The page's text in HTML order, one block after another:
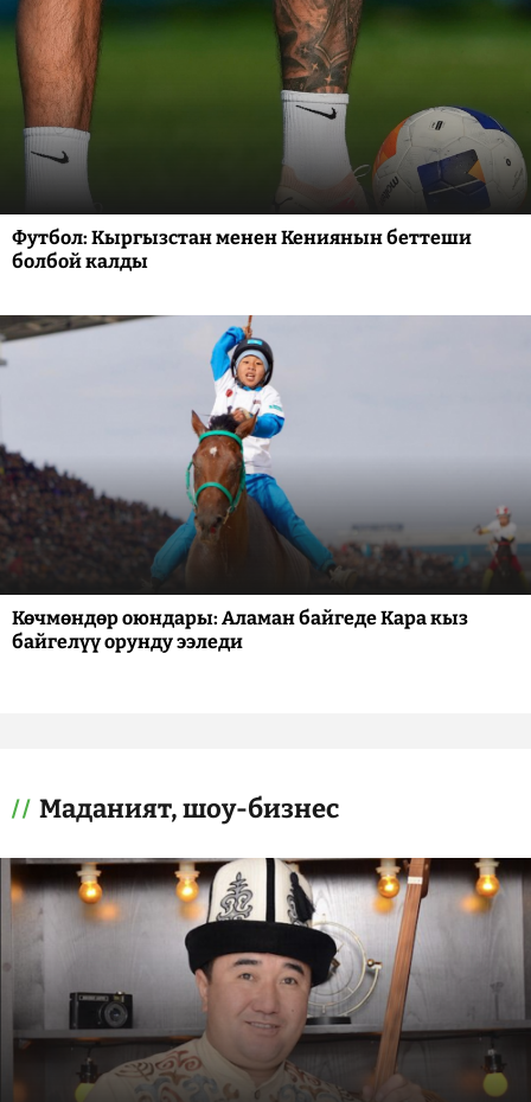
Футбол: Кыргызстан менен Кениянын беттеши
болбой калды
Көчмөндөр оюндары: Аламан байгеде Кара кыз
байгелүү орунду ээледи
Маданият, шоу-бизнес